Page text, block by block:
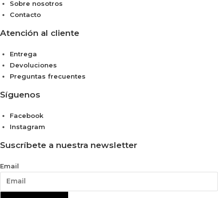
Sobre nosotros
Contacto
Atención al cliente
Entrega
Devoluciones
Preguntas frecuentes
Síguenos
Facebook
Instagram
Suscríbete a nuestra newsletter
Email